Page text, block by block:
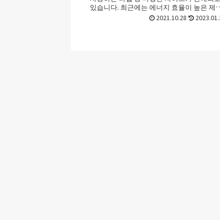
있습니다. 최근에는 에너지 효율이 높은 제
도 있어서 저렴한 전기 요금으로 사용하는 ...
2021.10.28